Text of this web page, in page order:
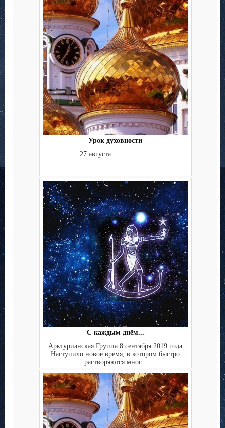
Урок духовности
27 августа ...
С каждым днём...
Арктурианская Группа 8 сентября 2019 года
Наступило новое время, в котором быстро
растворяются мног...